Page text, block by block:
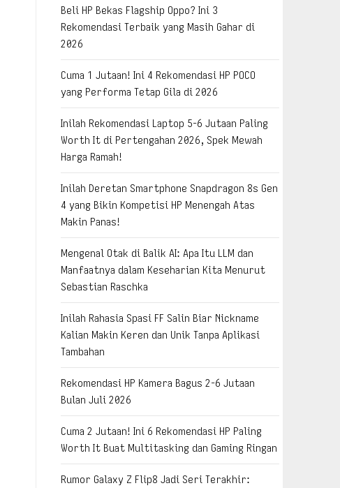
Beli HP Bekas Flagship Oppo? Ini 3
Rekomendasi Terbaik yang Masih Gahar di
2026
Cuma 1 Jutaan! Ini 4 Rekomendasi HP POCO
yang Performa Tetap Gila di 2026
Inilah Rekomendasi Laptop 5-6 Jutaan Paling
Worth It di Pertengahan 2026, Spek Mewah
Harga Ramah!
Inilah Deretan Smartphone Snapdragon 8s Gen
4 yang Bikin Kompetisi HP Menengah Atas
Makin Panas!
Mengenal Otak di Balik AI: Apa Itu LLM dan
Manfaatnya dalam Keseharian Kita Menurut
Sebastian Raschka
Inilah Rahasia Spasi FF Salin Biar Nickname
Kalian Makin Keren dan Unik Tanpa Aplikasi
Tambahan
Rekomendasi HP Kamera Bagus 2-6 Jutaan
Bulan Juli 2026
Cuma 2 Jutaan! Ini 6 Rekomendasi HP Paling
Worth It Buat Multitasking dan Gaming Ringan
Rumor Galaxy Z Flip8 Jadi Seri Terakhir: